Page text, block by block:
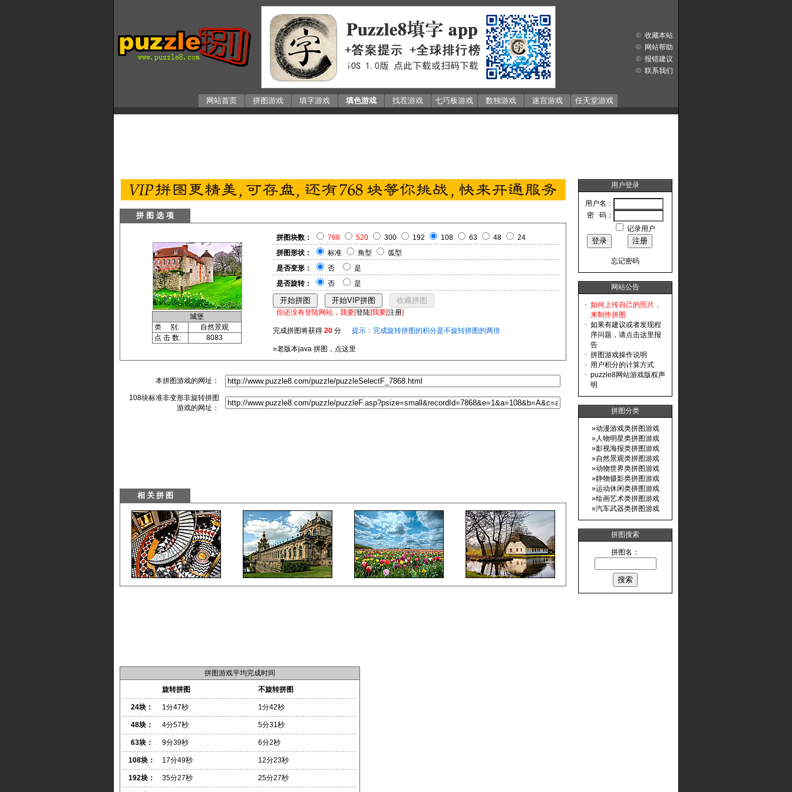
网站首页 拼图游戏 填字游戏 填色游戏 找茬游戏 七巧板游戏 数独游戏 迷宫游戏 任天堂游戏
收藏本站
网站帮助
报错建议
联系我们
拼 图 选 项
城堡
类 别:
自然景观
点 击 数:
8083
拼图块数： 768 520 300 192 108 63 48
24
拼图形状：
标准 角型
弧型
是否变形：
否
是
是否旋转：
否 是
你还没有登陆网站，我要[登陆]我要[注册]
完成拼图将获得 20 分 提示：完成旋转拼图的积分是不旋转拼图的两倍
»老版本java 拼图，点这里
本拼图游戏的网址：
108块标准非变形非旋转拼图
游戏的网址：
拼图游戏平均完成时间
旋转拼图
不旋转拼图
24块： 1分47秒 1分42秒
48块： 4分57秒 5分31秒
63块： 9分39秒 6分2秒
108块： 17分49秒 12分23秒
192块： 35分27秒 25分27秒
用户登录
用户名：
密 码：
记录用户
忘记密码
网站公告
· 如何上传自己的照片，
来制作拼图
· 如果有建议或者发现程
序问题，请点击这里报
告
· 拼图游戏操作说明
· 用户积分的计算方式
· puzzle8网站游戏版权声
明
拼图分类
»动漫游戏类拼图游戏
»人物明星类拼图游戏
»影视海报类拼图游戏
»自然景观类拼图游戏
»动物世界类拼图游戏
»静物摄影类拼图游戏
»运动休闲类拼图游戏
»绘画艺术类拼图游戏
»汽车武器类拼图游戏
拼图搜索
拼图名：